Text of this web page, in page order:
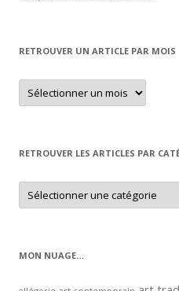
RETROUVER UN ARTICLE PAR MOIS
Retrouver
un
article
RETROUVER LES ARTICLES PAR
Retrouver
les
articles
MON NUAGE…